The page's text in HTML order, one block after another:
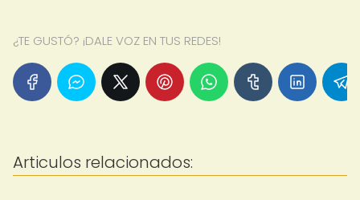
¿TE GUSTÓ? ¡DALE VOZ EN TUS REDES!
Articulos relacionados: